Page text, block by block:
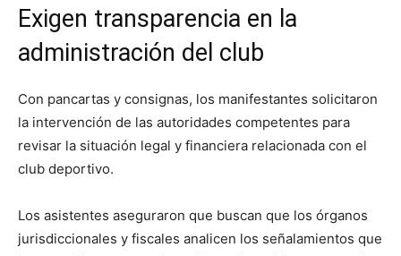
Exigen transparencia en la
administración del club
Con pancartas y consignas, los manifestantes solicitaron
la intervención de las autoridades competentes para
revisar la situación legal y financiera relacionada con el
club deportivo.
Los asistentes aseguraron que buscan que los órganos
jurisdiccionales y fiscales analicen los señalamientos que